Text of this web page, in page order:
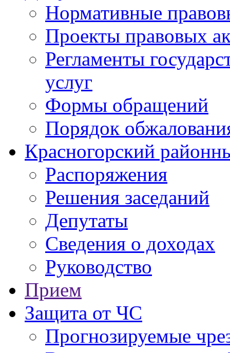
Нормативные
Проекты правовых
Регламенты
услуг
Формы обращений
Порядок
Красногорский
Распоряжения
Решения заседаний
Депутаты
Сведения о доходах
Руководство
Прием
Защита от ЧС
Прогнозируемые